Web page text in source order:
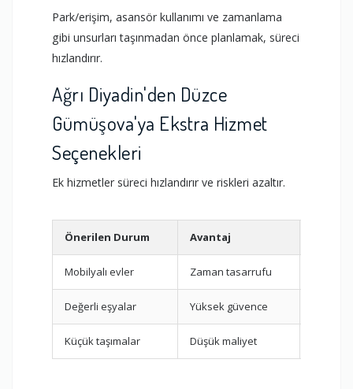
Park/erişim, asansör kullanımı ve zamanlama
gibi unsurları taşınmadan önce planlamak, süreci
hızlandırır.
Ağrı Diyadin'den Düzce
Gümüşova'ya Ekstra Hizmet
Seçenekleri
Ek hizmetler süreci hızlandırır ve riskleri azaltır.
Önerilen Durum Avantaj
Mobilyalı evler Zaman tasarrufu
Değerli eşyalar Yüksek güvence
Küçük taşımalar Düşük maliyet